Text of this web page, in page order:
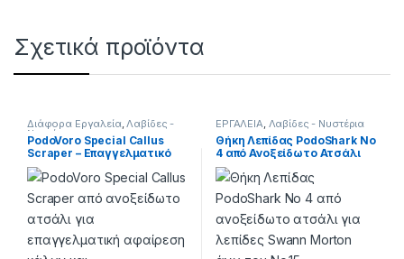
Σχετικά προϊόντα
Διάφορα Εργαλεία,Λαβίδες -
Νυστέρια
PodoVoro Special Callus
Scraper – Επαγγελματικό
Εργαλείο Αφαίρεσης Κάλων
ΕΡΓΑΛΕΙΑ, Λαβίδες - Νυστέρια
Θήκη Λεπίδας PodoShark No
4 από Ανοξείδωτο Ατσάλι